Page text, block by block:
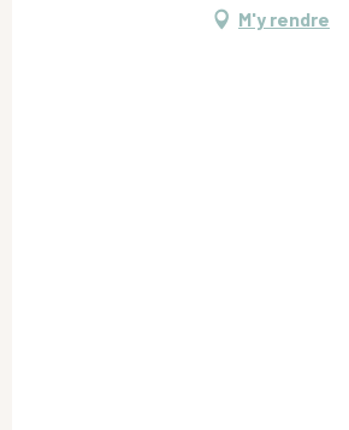
M'y rendre